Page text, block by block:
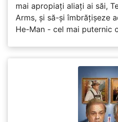
mai apropiați aliați ai săi,
Arms, și să-și îmbrățișeze
He-Man - cel mai puternic